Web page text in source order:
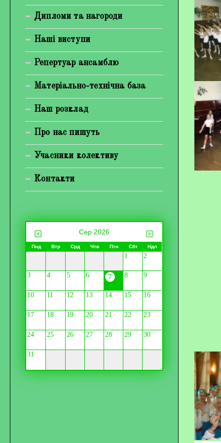
Богуненко Денис Олександрович
Гірієнко Ірина Михайлівна
Відеогалерея
Фотогалерея
Дипломи та нагороди
Наші виступи
Репертуар ансамблю
Матеріально-технічна база
Наш розклад
Про нас пишуть
Учасники колективу
Контакти
Сер 2026
Пнд Втр Срд Чтв Птн Сбт Ндл
1 2
3 4 5 6 7 8 9
10 11 12 13 14 15 16
17 18 19 20 21 22 23
24 25 26 27 28 29 30
31